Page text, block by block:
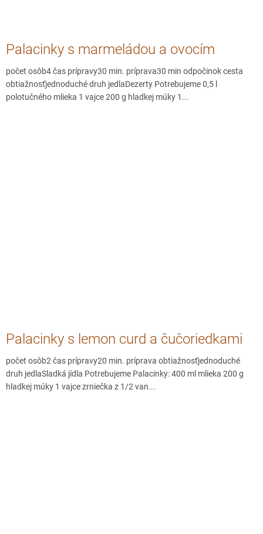
Palacinky s marmeládou a ovocím
počet osôb4 čas prípravy30 min. príprava30 min odpočinok cesta
obtiažnosťjednoduché druh jedlaDezerty Potrebujeme 0,5 l
polotučného mlieka 1 vajce 200 g hladkej múky 1...
Palacinky s lemon curd a čučoriedkami
počet osôb2 čas prípravy20 min. príprava obtiažnosťjednoduché
druh jedlaSladká jídla Potrebujeme Palacinky: 400 ml mlieka 200 g
hladkej múky 1 vajce zrniečka z 1/2 van...